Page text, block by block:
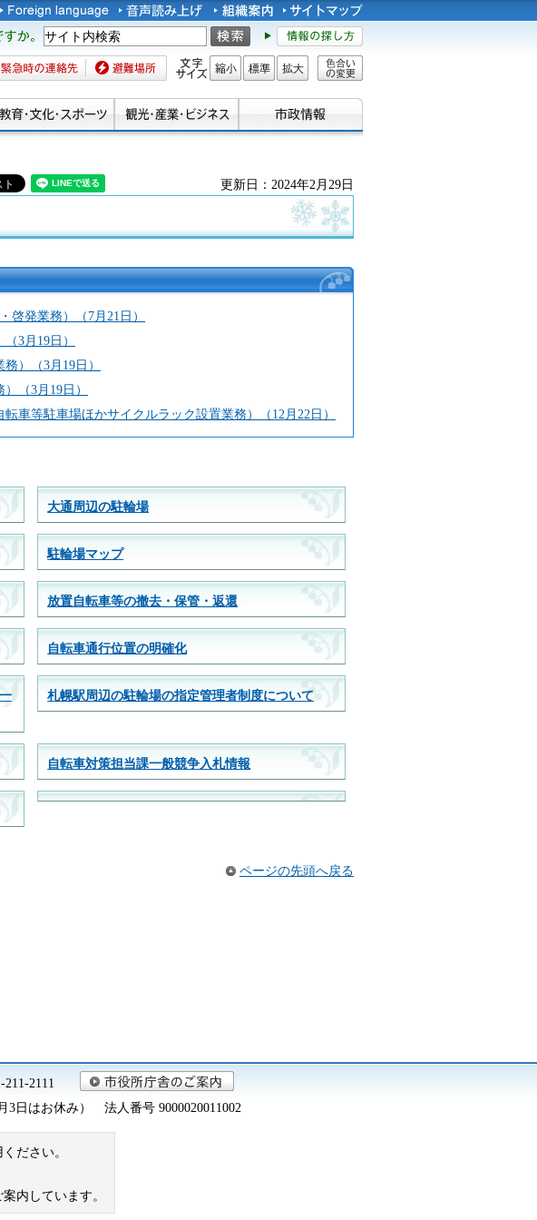
時の連絡先 避難場所 文字サイズ
縮小 標準 拡大
色合い
更新日：2024年2月29日
啓発業務）（7月21日）
3月19日）
）（3月19日）
（3月19日）
車等駐車場ほかサイクルラック設置業務）（12月22日）
大通周辺の駐輪場
駐輪場マップ
放置自転車等の撤去・保管・返還
自転車通行位置の明確化
札幌駅周辺の駐輪場の指定管理者制度について
自転車対策担当課一般競争入札情報
ページの先頭へ戻る
211-2111
3日はお休み） 法人番号 9000020011002
ださい。
内しています。